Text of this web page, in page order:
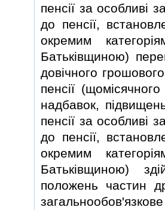
пенсiї за особливi
до пенсiї,
окремим
Батькiвщиною)
довiчного
пенсiї
надбавок,
пенсiї за особливi
до пенсiї,
окремим
Батькiвщиною)
положень частин